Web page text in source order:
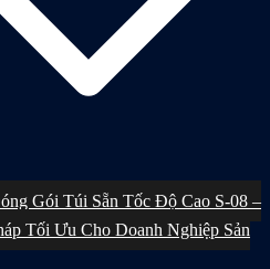
Gói Túi Sẵn Tốc Độ Cao S-08 –
Tối Ưu Cho Doanh Nghiệp Sản